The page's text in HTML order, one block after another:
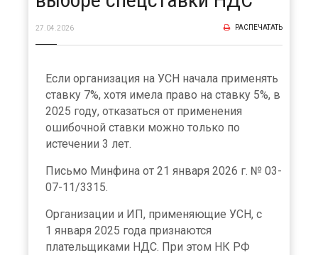
27.04.2026 РАСПЕЧАТАТЬ
Если организация на УСН начала применять
ставку 7%, хотя имела право на ставку 5%, в
2025 году, отказаться от применения
ошибочной ставки можно только по
истечении 3 лет.
Письмо Минфина от 21 января 2026 г. № 03-
07-11/3315.
Организации и ИП, применяющие УСН, с
1 января 2025 года признаются
плательщиками НДС. При этом НК РФ